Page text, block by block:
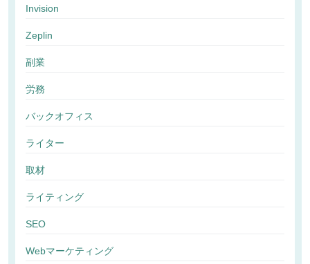
Invision
Zeplin
副業
労務
バックオフィス
ライター
取材
ライティング
SEO
Webマーケティング